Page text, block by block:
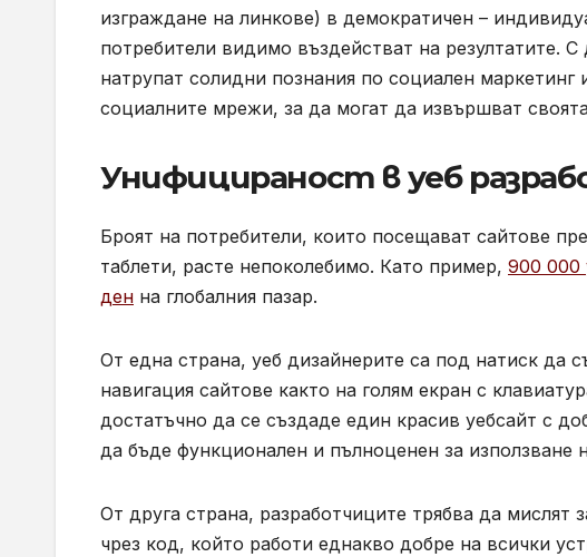
изграждане на линкове) в демократичен –
потребители видимо въздействат на резултатите.
натрупат солидни познания по социален
социалните мрежи, за да могат да извършват
Унифицираност в уеб
Броят на потребители, които посещават сайтове
таблети, расте непоколебимо. Като пример, 900 000
ден на глобалния пазар.
От една страна, уеб дизайнерите са под натиск да
навигация сайтове както на голям екран с
достатъчно да се създаде един красив уебсайт с
да бъде функционален и пълноценен за използване
От друга страна, разработчиците трябва да
чрез код, който работи еднакво добре на всички